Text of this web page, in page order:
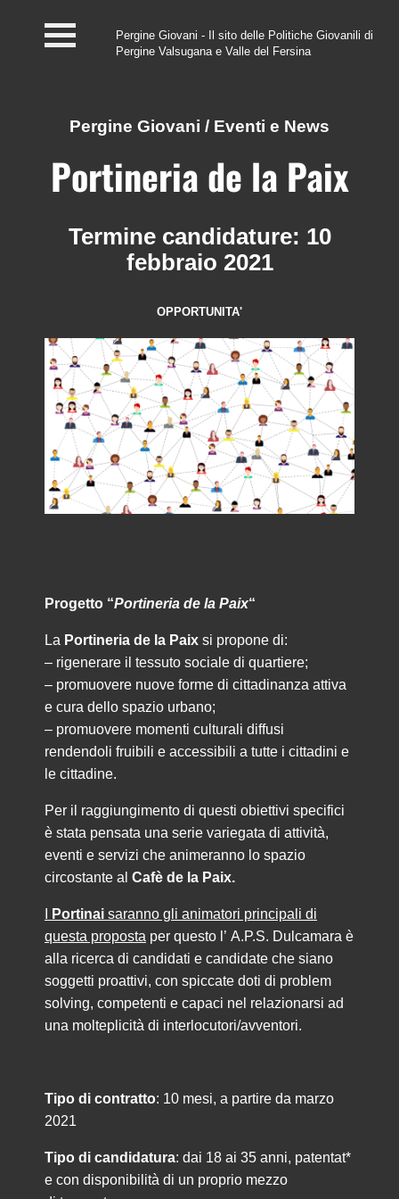
#InfoPoint
Centro #Kairos
del Fersina
Eventi e News
Pergine Giovani - Il sito delle Politiche Giovanili di
Pergine Valsugana e Valle del Fersina
Pergine Giovani / Eventi e News
Portineria de la Paix
Termine candidature: 10
febbraio 2021
OPPORTUNITA'
Progetto “Portineria de la Paix“
La Portineria de la Paix si propone di:
– rigenerare il tessuto sociale di quartiere;
– promuovere nuove forme di cittadinanza attiva
e cura dello spazio urbano;
– promuovere momenti culturali diffusi
rendendoli fruibili e accessibili a tutte i cittadini e
le cittadine.
Per il raggiungimento di questi obiettivi specifici
è stata pensata una serie variegata di attività,
eventi e servizi che animeranno lo spazio
circostante al Cafè de la Paix.
Portinai saranno gli animatori principali di
questa proposta per questo l’ A.P.S. Dulcamara è
alla ricerca di candidati e candidate che siano
soggetti proattivi, con spiccate doti di problem
solving, competenti e capaci nel relazionarsi ad
una molteplicità di interlocutori/avventori.
Tipo di contratto: 10 mesi, a partire da marzo
2021
Tipo di candidatura: dai 18 ai 35 anni, patentat*
e con disponibilità di un proprio mezzo